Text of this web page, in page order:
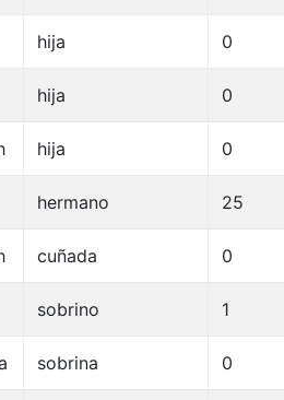
hija 0
hija 0
hija 0
hermano 25
cuñada 0
sobrino 1
sobrina 0